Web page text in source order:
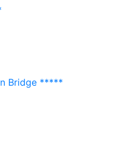
Bridge *****